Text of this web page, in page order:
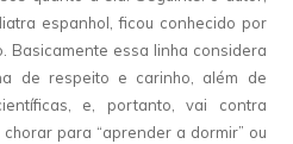
espanhol, ficou conhecido por
Basicamente essa linha considera
de respeito e carinho, além de
e, portanto, vai contra
para “aprender a dormir” ou